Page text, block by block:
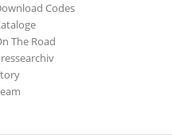
Codes
The Road